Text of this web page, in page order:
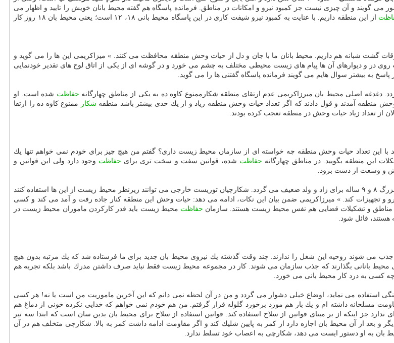
گویند و آن چیزی نیست جز كمبود نیرو و امكانات در مناطق. فرمانده پاسگاه هم گفته محیط بانان خویش را تایید و اظهار می
از این منطقه داریم. با عنایت به كمبود نیرو شیفت كاری در این پاسگاه محیط بانی ۱۸، ۱۲ است؛ یعنی محیط بان ۱۸ روز كار
گشت شبانه هم داریم. محیط بانان ما با جان و دل از حیات وحش منطقه محافظت می كنند. » میزاكریمی این ها را می گوید و
روی در و دیوارهای آن ها پیام های زیست محیطی مختلف به چشم می خورد و در گوشه ای از یكی از اتاق لوح های تقدیر خودنمایی
به بیشتر سوال هایم می گویند فرمانده پاسگاه گفتنی ها را می گوید.
اصلی محیط بان میرزاكریمی عدم ارتقای منطقه شكارممنوع كاوه ده به یكی از مناطق چهارگانه حفاظت شده است. او
آمدند و قول دادند كه اگر تعداد حیات وحش منطقه زیاد و از یك حدی بیشتر باشد منطقه شكار
ممنوع كاوه ده را ارتقا
با این تعداد حیات وحش منطقه چه خواسته ای از سازمان محیط زیست داری؟ گفتم من هیچ چیز برای خودم نمی خواهم تنها یك
این منطقه بگویید. در مناطق چهارگانه حفاظت شده، قوانین سفت و سخت تری برای حفاظت وجود دارد ولی این قوانین و
و وسعت از دست برود.
شود. اسپرم بعضی از قوچ های بزرگ ۸ و ۹ ساله برای زاد و ولد ضعیف می گردد. شكارچیان توریست خارجی می توانند زیرنظر محیط زیست از این ها استفاده كنند
و تجهیزات كند. » میرزاكریمی ضمن بیان این نكات، ادامه می دهد: حیات وحش این منطقه كنار جاده رفت و آمد می كند و كسی
این مناطق و تشكیلات قضایی هم نفس محیط زیست هستند. سازمان حفاظت محیط زیست باید قدر كاركردن ماموران محیط زیست در
قائل شود.
می شوند روحیه این شغل را ندارند. چند وقت گذشته یك نیروی محیط بان جدید برای ما فرستاده شد كه یك مرتبه بدون هیچ
بانانی بگذارند كه جذب سازمان می شوند. كار در مجموعه محیط زیست فقط نباید صرف داشتن مدرك باشد بلكه تجربه هم
استفاده می نماید، اوضاع خیلی دشوار می گردد و من در آن لحظه نمی دانم كه این آخرین ماموریت من است یا نه! هر كسی
موقعیت قرار گیرد بطور قطع تنها به خانواده خود فكر می كند. خود من تابحال ۴ مقاومت مسلحانه داشته ام و یك بار هم مورد برخورد گلوله قرار گرفتم. من هم خودم نمی خواهم كه خدایی نكرده خونی از دماغ هم
جز اینكه از بر مبنای قوانین از سلاح استفاده كند. قوانین استفاده از سلاح برای محیط بان بدین سان است كه ابتدا سه تیر
بعد از آن محیط بان اجازه دارد از كمر به پایین شلیك كند و اگر مقاومت ادامه داشت كمر به بالا. شكارچی متخلف هم در آن
بان به او دستور ایست می دهد، شكارچی به اعصاب خود تسلط ندارد.